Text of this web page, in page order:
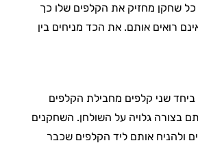
כל שחקן מחזיק את הקלפים שלו כך
רואים אותם. את הכד מניחים בין
שני קלפים מחבילת הקלפים
בצורה גלויה על השולחן. השחקנים
ולהניח אותם ליד הקלפים שכבר